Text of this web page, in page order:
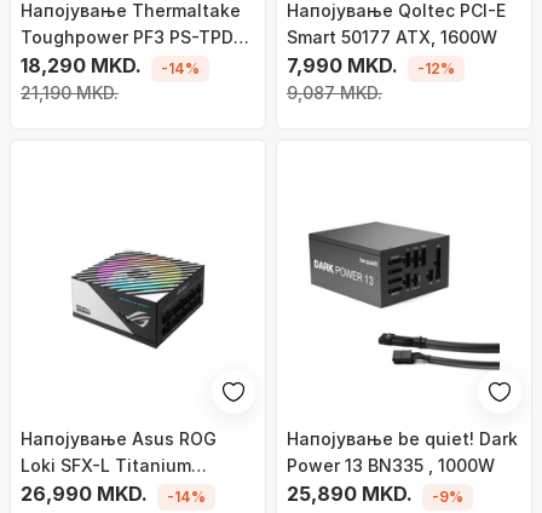
Напојување Thermaltake
Toughpower PF3 PS-TPD-
1200FNFAPE-3 ATX 3.0,
1200W
18,290 MKD.
21,190 MKD.
-14%
Напојување Qoltec PCI-E
Smart 50177 ATX, 1600W
7,990 MKD.
9,087 MKD.
-12%
Напојување Asus ROG
Loki SFX-L Titanium
90YE00N0-B0NA00 ,
26,990 MKD. -14%
Напојување be quiet! Dark
Power 13 BN335 , 1000W
25,890 MKD. -9%